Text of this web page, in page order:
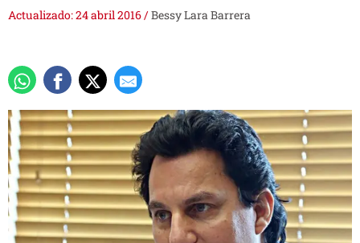
Actualizado: 24 abril 2016/Bessy Lara Barrera